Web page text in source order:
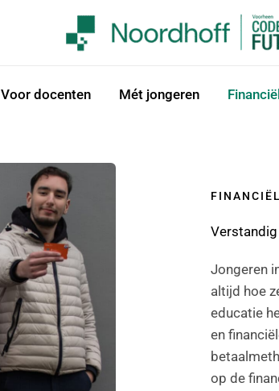
Voor docenten Mét jongeren
Jongeren
altijd hoe
educatie
en
op de